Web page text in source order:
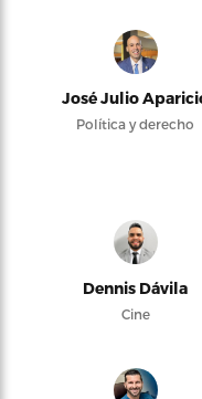
José Julio
Política y derecho
Dennis Dávila
Cine